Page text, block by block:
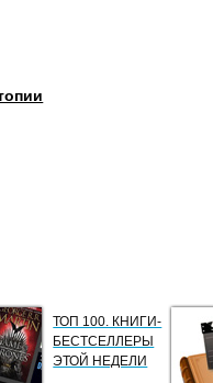
ТОП 100. КНИГИ-
БЕСТСЕЛЛЕРЫ
ЭТОЙ НЕДЕЛИ